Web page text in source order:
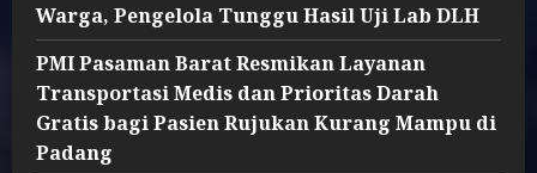
Warga, Pengelola Tunggu Hasil Uji Lab DLH
PMI Pasaman Barat Resmikan Layanan
Transportasi Medis dan Prioritas Darah
Gratis bagi Pasien Rujukan Kurang Mampu di
Padang